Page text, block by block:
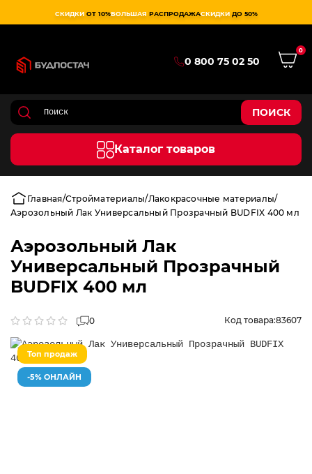
СКИДКИ ОТ 10%БОЛЬШАЯ РАСПРОДАЖАСКИДКИ ДО 50%
0 800 75 02 50
0
ПОИСК
Каталог товаров
Главная Стройматериалы Лакокрасочные материалы
Аэрозольный Лак Универсальный Прозрачный BUDFIX 400 мл
Аэрозольный Лак
Универсальный Прозрачный
BUDFIX 400 мл
0 Код товара:83607
Топ продаж
-5% ОНЛАЙН